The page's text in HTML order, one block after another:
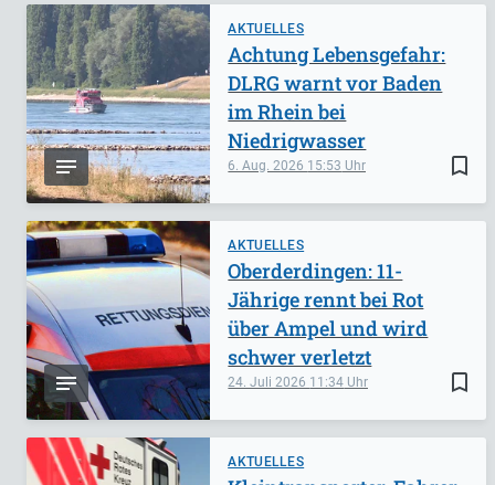
AKTUELLES
bookmark_border
6. Aug. 2026 15:53
Achtung Lebensgefahr:
DLRG warnt vor Baden
im Rhein bei
Niedrigwasser
AKTUELLES
bookmark_border
24. Juli 2026 11:34
Oberderdingen: 11-
Jährige rennt bei Rot
über Ampel und wird
schwer verletzt
AKTUELLES